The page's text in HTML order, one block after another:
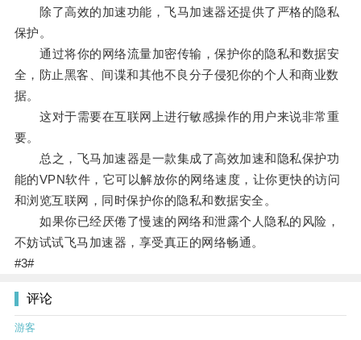
除了高效的加速功能，飞马加速器还提供了严格的隐私
保护。
通过将你的网络流量加密传输，保护你的隐私和数据安
全，防止黑客、间谍和其他不良分子侵犯你的个人和商业数
据。
这对于需要在互联网上进行敏感操作的用户来说非常重
要。
总之，飞马加速器是一款集成了高效加速和隐私保护功
能的VPN软件，它可以解放你的网络速度，让你更快的访问
和浏览互联网，同时保护你的隐私和数据安全。
如果你已经厌倦了慢速的网络和泄露个人隐私的风险，
不妨试试飞马加速器，享受真正的网络畅通。
#3#
评论
游客